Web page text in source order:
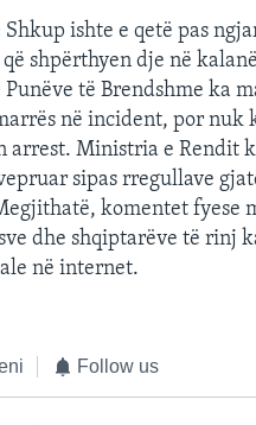
Shkup ishte e qetë pas
shpërthyen dje në
të Brendshme ka
në incident, por nuk
arrest. Ministria e Rendit
sipas rregullave
komentet fyese
dhe shqiptarëve të rinj
në internet.
Follow us